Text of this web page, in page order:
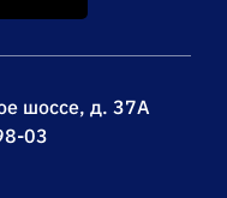
шоссе, д. 37А
03